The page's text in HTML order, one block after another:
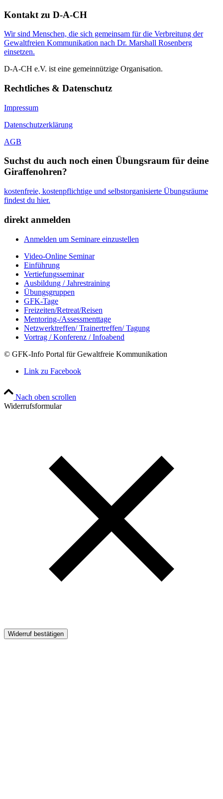
Kontakt zu D-A-CH
Wir sind Menschen, die sich gemeinsam für die Verbreitung der
Gewaltfreien Kommunikation nach Dr. Marshall Rosenberg
einsetzen.
D-A-CH e.V. ist eine gemeinnützige Organisation.
Rechtliches & Datenschutz
Impressum
Datenschutzerklärung
AGB
Suchst du auch noch einen Übungsraum für deine
Giraffenohren?
kostenfreie, kostenpflichtige und selbstorganisierte Übungsräume
findest du hier.
direkt anmelden
Anmelden um Seminare einzustellen
Video-Online Seminar
Einführung
Vertiefungsseminar
Ausbildung / Jahrestraining
Übungsgruppen
GFK-Tage
Freizeiten/Retreat/Reisen
Mentoring-/Assessmenttage
Netzwerktreffen/ Trainertreffen/ Tagung
Vortrag / Konferenz / Infoabend
© GFK-Info Portal für Gewaltfreie Kommunikation
Link zu Facebook
Nach oben scrollen
Widerrufsformular
Widerruf bestätigen